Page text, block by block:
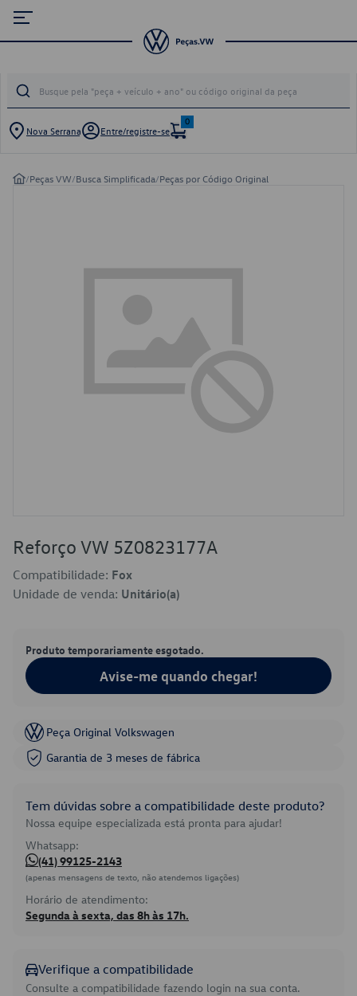
Nova Serrana Entre/registre-se
0
/Peças VW/Busca Simplificada/Peças por Código Original
Reforço VW 5Z0823177A
Compatibilidade: Fox
Unidade de venda: Unitário(a)
Produto temporariamente esgotado.
Avise-me quando chegar!
Peça Original Volkswagen
Garantia de 3 meses de fábrica
Tem dúvidas sobre a compatibilidade deste produto?
Nossa equipe especializada está pronta para ajudar!
Whatsapp:
(41) 99125-2143
(apenas mensagens de texto, não atendemos ligações)
Horário de atendimento:
Segunda à sexta, das 8h às 17h.
Verifique a compatibilidade
Consulte a compatibilidade fazendo login na sua conta.